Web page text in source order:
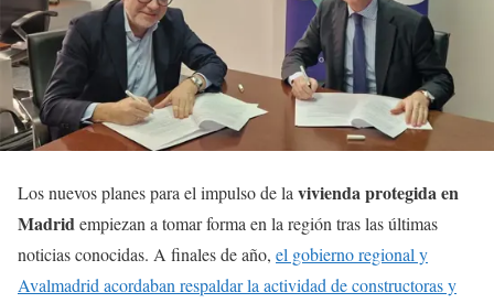
Los nuevos planes para el impulso de la vivienda protegida en
Madridempiezan a tomar forma en la región tras las últimas
noticias conocidas. A finales de año, el gobierno regional y
Avalmadrid acordaban respaldar la actividad de constructoras y